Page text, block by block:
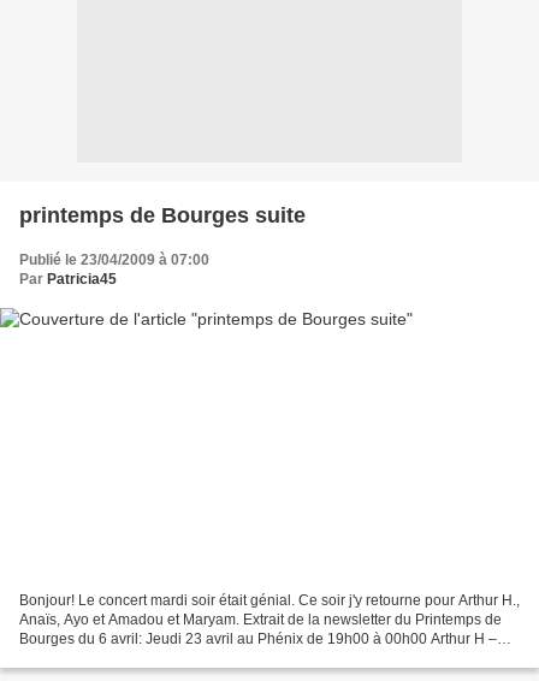
printemps de Bourges suite
Publié le 23/04/2009 à 07:00
Par Patricia45
Bonjour! Le concert mardi soir était génial. Ce soir j'y retourne pour Arthur H.,
Anaïs, Ayo et Amadou et Maryam. Extrait de la newsletter du Printemps de
Bourges du 6 avril: Jeudi 23 avril au Phénix de 19h00 à 00h00 Arthur H –